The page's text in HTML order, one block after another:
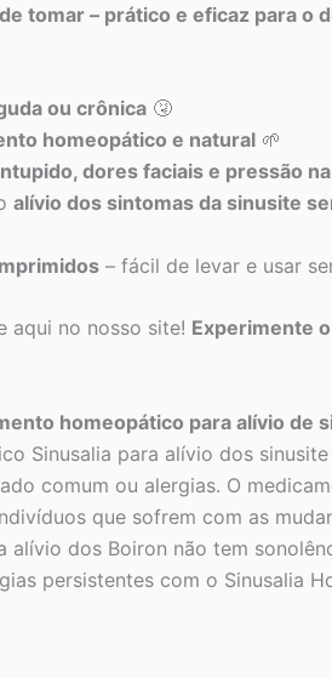
tomar – prático e eficaz para o
ou crônica 🤧
homeopático e natural 🌱
dores faciais e pressão
alívio dos sintomas da sinusite
– fácil de levar e usar
aqui no nosso site! Experimente
homeopático para alívio
Sinusalia para alívio dos
comum ou alergias. O
que sofrem com as
alívio dos Boiron não tem
persistentes com o Sinusalia